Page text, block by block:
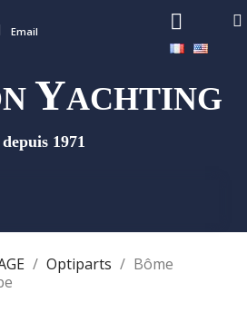
Email
YACHTING
depuis 1971
Optiparts
Bôme